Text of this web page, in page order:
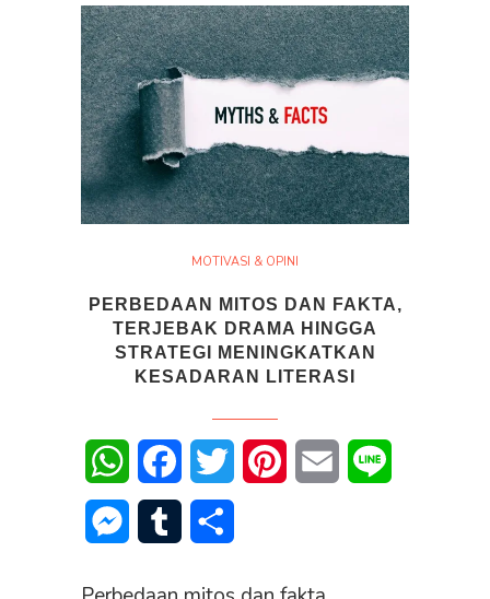
MOTIVASI & OPINI
PERBEDAAN MITOS DAN FAKTA,
TERJEBAK DRAMA HINGGA
STRATEGI MENINGKATKAN
KESADARAN LITERASI
WhatsAppFacebookTwitter PinterestEmail
Messenger
Tumblr